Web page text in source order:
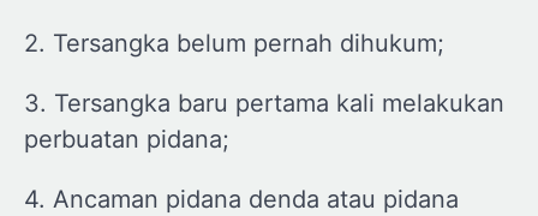
2. Tersangka belum pernah dihukum;
3. Tersangka baru pertama kali melakukan
perbuatan pidana;
4. Ancaman pidana denda atau pidana